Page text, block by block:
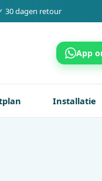
30 dagen retour
App
Installatie